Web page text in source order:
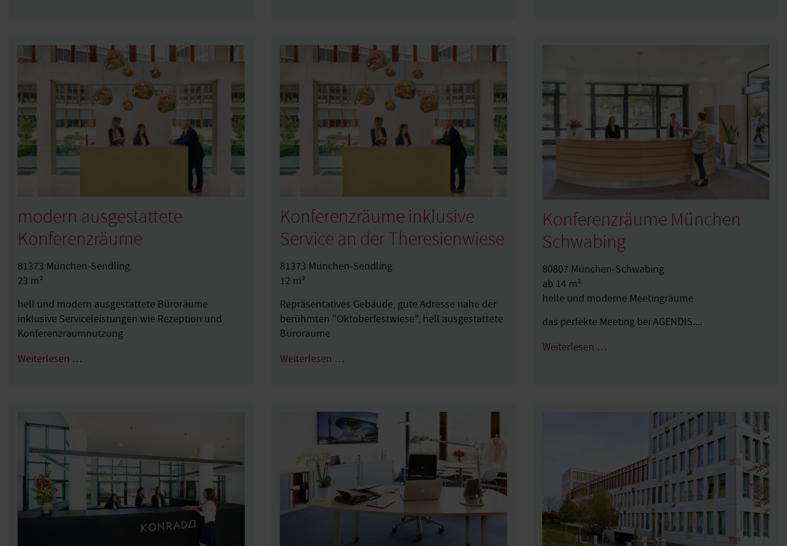
modern ausgestattete
Konferenzräume
81373 München-Sendling
23 m²
hell und modern ausgestattete Büroräume
inklusive Serviceleistungen wie Rezeption und
Konferenzraumnutzung
Weiterlesen …
Konferenzräume inklusive
Service an der Theresienwiese
81373 München-Sendling
12 m²
Repräsentatives Gebäude, gute Adresse nahe der
berühmten "Oktoberfestwiese", hell ausgestattete
Büroräume
Weiterlesen …
Konferenzräume München
Schwabing
80807 München-Schwabing
ab 14 m²
helle und moderne Meetingräume
das perfekte Meeting bei AGENDIS....
Weiterlesen …